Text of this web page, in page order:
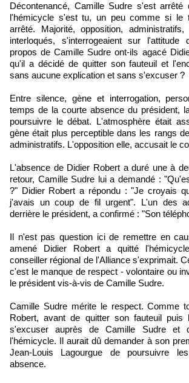
Décontenancé, Camille Sudre s'est arrêté de parler. Surpris,
l'hémicycle s'est tu, un peu comme si le
arrêté. Majorité, opposition,
interloqués, s'interrogeaient sur l'attitude
propos de Camille Sudre ont-ils agacé
qu'il a décidé de quitter son fauteuil et
sans aucune explication et sans s'excuser ?
Entre silence, gène et interrogation,
temps de la courte absence du président,
poursuivre le débat. L'atmosphère était
gène était plus perceptible dans les rangs
administratifs. L'opposition elle, accusait le
L'absence de Didier Robert a duré une à
retour, Camille Sudre lui a demandé :
?" Didier Robert a répondu : "Je croyais
j'avais un coup de fil urgent". L'un des
derrière le président, a confirmé : "Son
Il n'est pas question ici de remettre en
amené Didier Robert a quitté
conseiller régional de l'Alliance s'exprimait.
c'est le manque de respect - volontaire ou
le président vis-à-vis de Camille Sudre.
Camille Sudre mérite le respect. Comme
Robert, avant de quitter son fauteuil puis
s'excuser auprès de Camille Sudre et
l'hémicycle. Il aurait dû demander à son
Jean-Louis Lagourgue de poursuivre
absence.